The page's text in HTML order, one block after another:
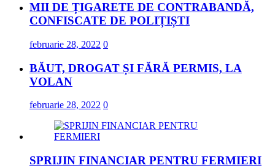
MII DE ȚIGARETE DE CONTRABANDĂ,
CONFISCATE DE POLIȚIȘTI
februarie 28, 2022 0
BĂUT, DROGAT ȘI FĂRĂ PERMIS, LA
VOLAN
februarie 28, 2022 0
SPRIJIN FINANCIAR PENTRU FERMIERI